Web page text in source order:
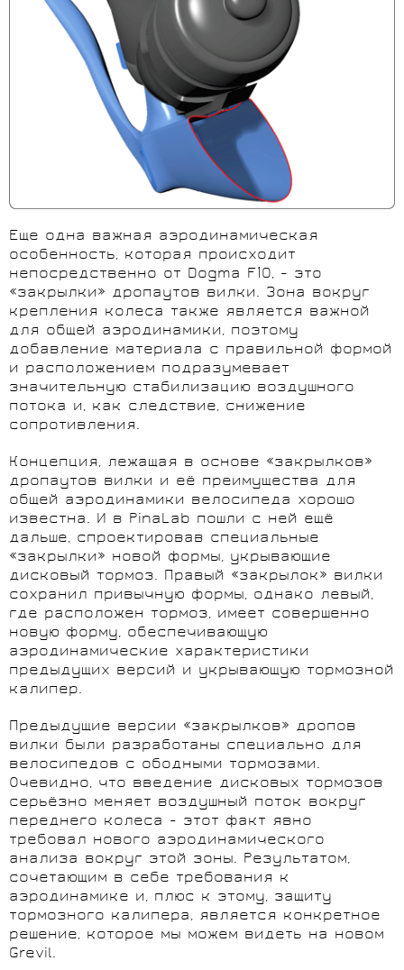
Еще одна важная аэродинамическая
особенность, которая происходит
непосредственно от Dogma F10, - это
«закрылки» дропаутов вилки. Зона вокруг
крепления колеса также является важной
для общей аэродинамики, поэтому
добавление материала с правильной формой
и расположением подразумевает
значительную стабилизацию воздушного
потока и, как следствие, снижение
сопротивления.
Концепция, лежащая в основе «закрылков»
дропаутов вилки и её преимущества для
общей аэродинамики велосипеда хорошо
известна. И в PinaLab пошли с ней ещё
дальше, спроектировав специальные
«закрылки» новой формы, укрывающие
дисковый тормоз. Правый «закрылок» вилки
сохранил привычную формы, однако левый,
где расположен тормоз, имеет совершенно
новую форму, обеспечивающую
аэродинамические характеристики
предыдущих версий и укрывающую тормозной
калипер.
Предыдущие версии «закрылков» дропов
вилки были разработаны специально для
велосипедов с ободными тормозами.
Очевидно, что введение дисковых тормозов
серьёзно меняет воздушный поток вокруг
переднего колеса - этот факт явно
требовал нового аэродинамического
анализа вокруг этой зоны. Результатом,
сочетающим в себе требования к
аэродинамике и, плюс к этому, защиту
тормозного калипера, является конкретное
решение, которое мы можем видеть на новом
Grevil.